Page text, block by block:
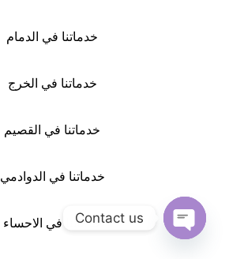
خدماتنا في الدمام
خدماتنا في الخرج
خدماتنا في القصيم
خدماتنا في الدوادمي
خدماتنا في الاحساءContact us